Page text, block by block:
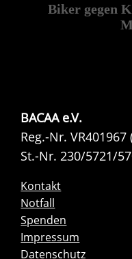
Biker gegen
BACAA e.V.
Reg.-Nr. VR401967
St.-Nr. 230/5721/
Kontakt
Notfall
Spenden
Impressum
Datenschutz